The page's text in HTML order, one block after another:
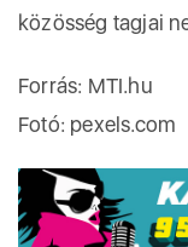
közösség tagjai
Forrás: MTI.hu
Fotó: pexels.com